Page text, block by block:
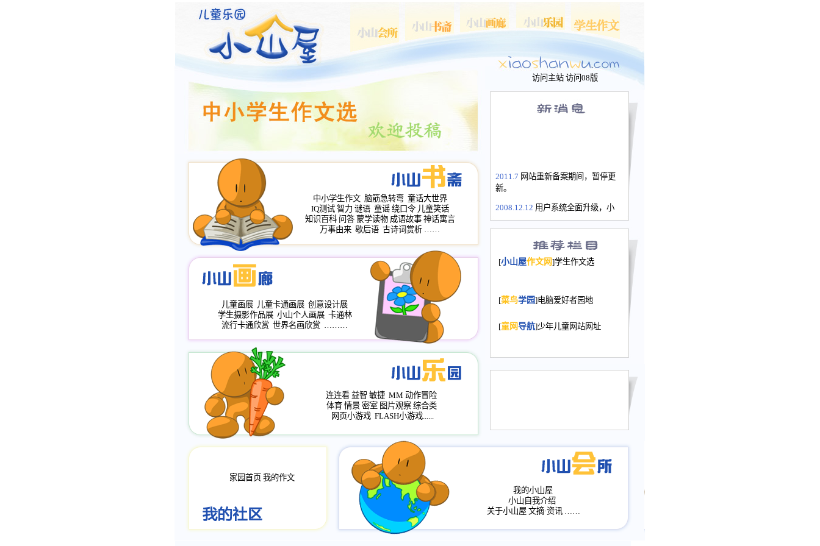
访问主站 访问08版
2011.7 网站重新备案期间，暂停更
新。
2008.12.12 用户系统全面升级，小
长会、家园网－个人空间，用户一
次注册全部通行。
2008.12.12家园网正式运行，域
年，2009版提前启用，小山屋全面
小山画廊均增加多个新栏目。。
评分、顶功能，作文宝典改版。
[小山屋作文网]学生作文选
[菜鸟学园]电脑爱好者园地
[童网导航]少年儿童网站网址
中小学生作文 脑筋急转弯 童话大世界
IQ测试 智力 谜语 童谣 绕口令 儿童笑话
知识百科 问答 蒙学读物 成语故事 神话寓言
万事由来 歇后语 古诗词赏析 ……
儿童画展 儿童卡通画展 创意设计展
学生摄影作品展 小山个人画展 卡通林
流行卡通欣赏 世界名画欣赏 ………
连连看 益智 敏捷 MM 动作冒险
体育 情景 密室 图片观察 综合类
网页小游戏 FLASH小游戏......
家园首页 我的作文
我的小山屋
小山自我介绍
关于小山屋 文摘·资讯 ……